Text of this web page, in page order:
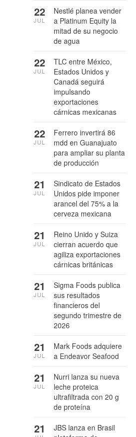
Nestlé planea vender
a Platinum Equity la
mitad de su negocio
de agua
22
JUL
TLC entre México,
Estados Unidos y
Canadá seguirá
impulsando
exportaciones
cárnicas mexicanas
22
JUL
Ferrero invertirá 86
mdd en Guanajuato
para ampliar su planta
de producción
22
JUL
Sindicato de Estados
Unidos pide imponer
arancel del 75% a la
cerveza mexicana
21
JUL
Reino Unido y Suiza
cierran acuerdo que
agiliza exportaciones
cárnicas británicas
21
JUL
Sigma Foods publica
sus resultados
financieros del
segundo trimestre de
2026
21
JUL
Mark Foods adquiere
a Endeavor Seafood
21
JUL
Nurri lanza su nueva
leche proteica
ultrafiltrada con 20 g
de proteína
21
JUL
JBS lanza en Brasil
21